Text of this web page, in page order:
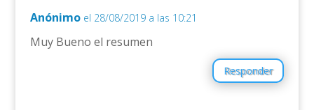
Anónimo el 28/08/2019 a las 10:21
Muy Bueno el resumen
Responder